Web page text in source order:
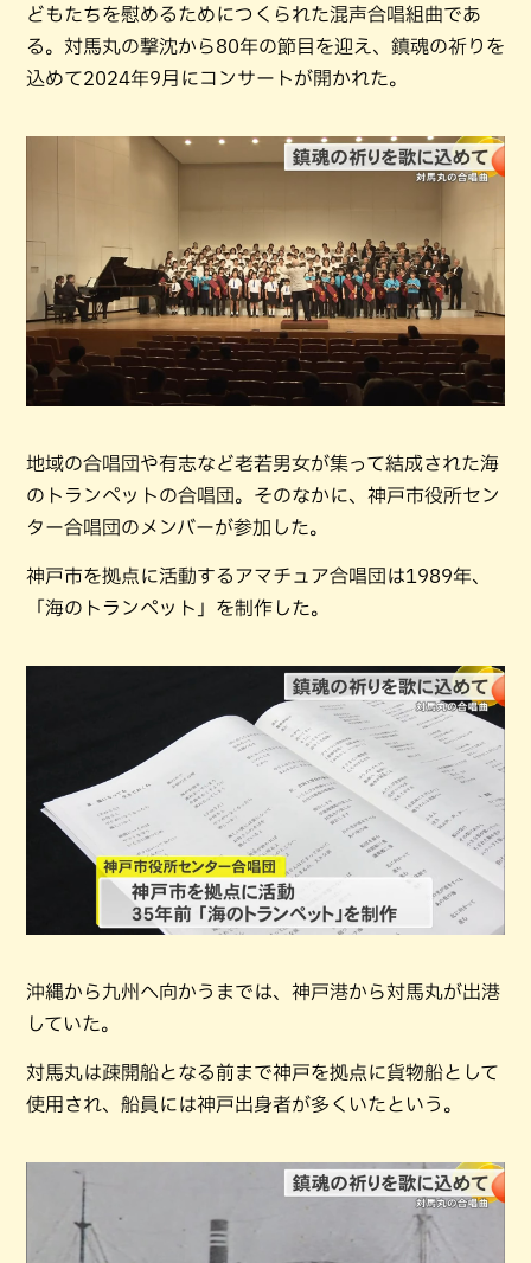
どもたちを慰めるためにつくられた混声合唱組曲であ
る。対馬丸の撃沈から80年の節目を迎え、鎮魂の祈りを
込めて2024年9月にコンサートが開かれた。
地域の合唱団や有志など老若男女が集って結成された海
のトランペットの合唱団。そのなかに、神戸市役所セン
ター合唱団のメンバーが参加した。
神戸市を拠点に活動するアマチュア合唱団は1989年、
「海のトランペット」を制作した。
沖縄から九州へ向かうまでは、神戸港から対馬丸が出港
していた。
対馬丸は疎開船となる前まで神戸を拠点に貨物船として
使用され、船員には神戸出身者が多くいたという。